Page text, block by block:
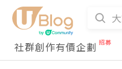
社群創作有價企劃